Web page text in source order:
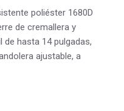
poliéster 1680D
de cremallera y
hasta 14 pulgadas,
ajustable, a